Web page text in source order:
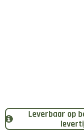
:
5
Leverbaar op